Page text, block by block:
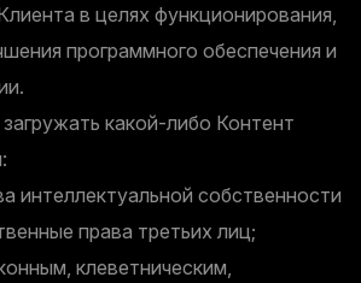
в целях функционирования,
программного обеспечения и
какой-либо Контент
интеллектуальной собственности
права третьих лиц;
клеветническим,